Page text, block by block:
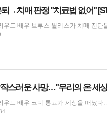
프 포토
만화
→치매 판정 "치료법 없어"
우드 배우 브루스 윌리스가 치매 진단
작스러운 사망…"우리의 온 세
우드 배우 코디 롱고가 세상을 떠났다.